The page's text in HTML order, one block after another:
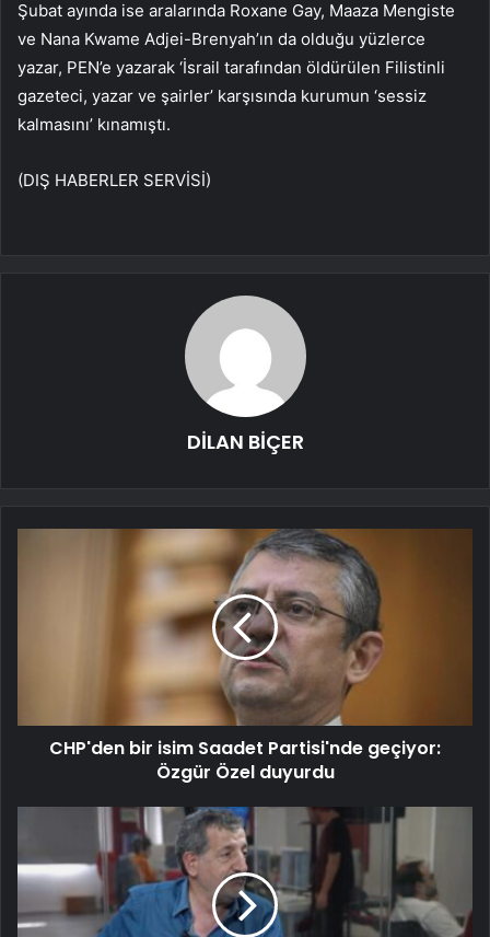
Şubat ayında ise aralarında Roxane Gay, Maaza Mengiste
ve Nana Kwame Adjei-Brenyah’ın da olduğu yüzlerce
yazar, PEN’e yazarak ‘İsrail tarafından öldürülen Filistinli
gazeteci, yazar ve şairler’ karşısında kurumun ‘sessiz
kalmasını’ kınamıştı.
(DIŞ HABERLER SERVİSİ)
DİLAN BİÇER
CHP'den bir isim Saadet Partisi'nde geçiyor:
Özgür Özel duyurdu